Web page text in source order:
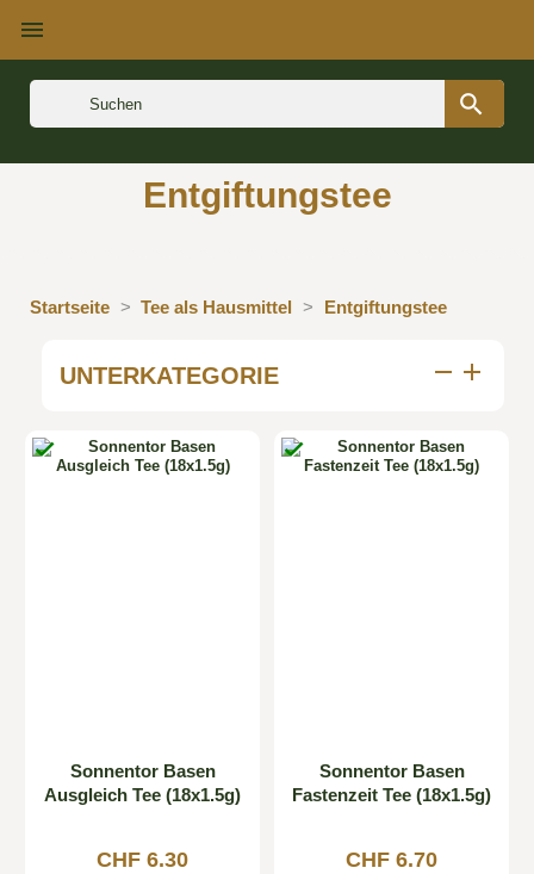


Entgiftungstee
Startseite Tee als Hausmittel Entgiftungstee
UNTERKATEGORIE add
remove

Sonnentor Basen
Ausgleich Tee (18x1.5g)
CHF 6.30

Sonnentor Basen
Fastenzeit Tee (18x1.5g)
CHF 6.70